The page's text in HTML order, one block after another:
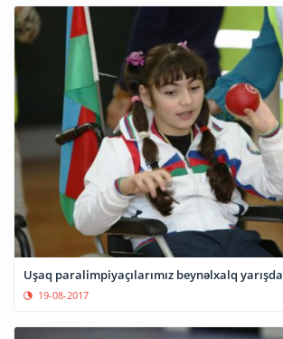
Uşaq paralimpiyaçılarımız beynəlxalq yarışda
19-08-2017